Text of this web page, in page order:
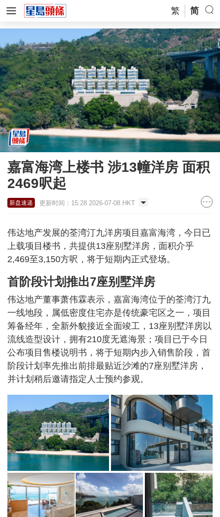
繁 简
嘉富海湾上楼书 涉13幢洋房 面积
2469呎起
新盘速递 更新时间：15:28 2026-07-08 HKT
伟达地产发展的荃湾汀九洋房项目嘉富海湾，今日已
上载项目楼书，共提供13座别墅洋房，面积介乎
2,469至3,150方呎，将于短期内正式登场。
首阶段计划推出7座别墅洋房
伟达地产董事萧伟霖表示，嘉富海湾位于的荃湾汀九
一线地段，属低密度住宅亦是传统豪宅区之一，项目
筹备经年，全新外貌接近全面竣工，13座别墅洋房以
流线造型设计，拥有210度无遮海景；项目已于今日
公布项目售楼说明书，将于短期内步入销售阶段，首
阶段计划率先推出前排最贴近沙滩的7座别墅洋房，
并计划稍后邀请指定人士预约参观。